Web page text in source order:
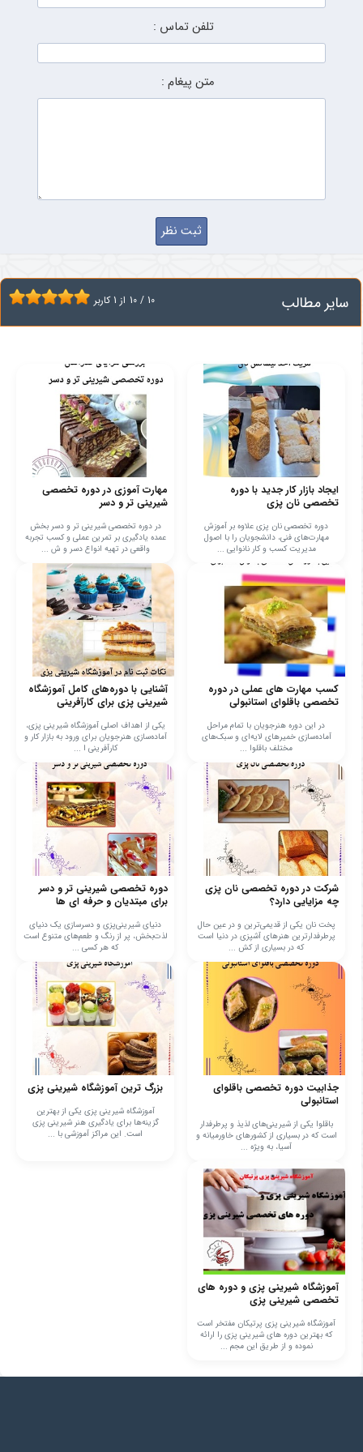
تلفن تماس :
متن پیغام :
سایر مطالب 10 / 10 از 1 کاربر
ایجاد بازار کار جدید با دوره
تخصصی نان پزی
دوره تخصصی نان پزی علاوه بر آموزش
مهارت‌های فنی، دانشجویان را با اصول
مدیریت کسب و کار نانوایی ...
مهارت آموزی در دوره تخصصی
شیرینی تر و دسر
در دوره تخصصی شیرینی تر و دسر بخش
عمده یادگیری بر تمرین عملی و کسب تجربه
واقعی در تهیه انواع دسر و ش ...
کسب مهارت های عملی در دوره
تخصصی باقلوای استانبولی
در این دوره هنرجویان با تمام مراحل
آماده‌سازی خمیرهای لایه‌ای و سبک‌های
مختلف باقلوا ...
آشنایی با دوره‌های کامل آموزشگاه
شیرینی پزی برای کارآفرینی
یکی از اهداف اصلی آموزشگاه شیرینی پزی،
آماده‌سازی هنرجویان برای ورود به بازار کار و
کارآفرینی ا ...
شرکت در دوره تخصصی نان پزی
چه مزایایی دارد؟
پخت نان یکی از قدیمی‌ترین و در عین حال
پرطرفدارترین هنرهای آشپزی در دنیا است
که در بسیاری از کش ...
دوره تخصصی شیرینی تر و دسر
برای مبتدیان و حرفه ای ها
دنیای شیرینی‌پزی و دسرسازی یک دنیای
لذت‌بخش، پر از رنگ و طعم‌های متنوع است
که هر کسی ...
جذابیت دوره تخصصی باقلوای
استانبولی
باقلوا یکی از شیرینی‌های لذیذ و پرطرفدار
است که در بسیاری از کشورهای خاورمیانه و
آسیا، به ویژه ...
بزرگ ترین آموزشگاه شیرینی پزی
آموزشگاه شیرینی پزی یکی از بهترین
گزینه‌ها برای یادگیری هنر شیرینی پزی
است. این مراکز آموزشی با ...
آموزشگاه شیرینی پزی و دوره های
تخصصی شیرینی پزی
آموزشگاه شیرینی پزی پرتیکان مفتخر است
که بهترین دوره های شیرینی پزی را ارائه
نموده و از طریق این مجم ...